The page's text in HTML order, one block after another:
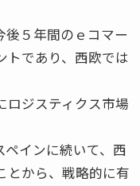
後５年間のｅコマー
トであり、西欧では
ジスティクス市場
インに続いて、西
とから、戦略的に有